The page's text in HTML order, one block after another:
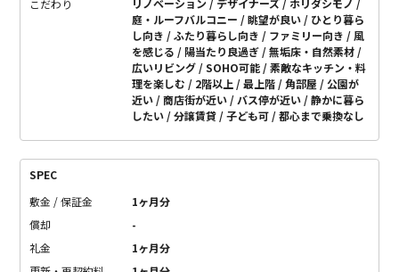
こだわり
庭・ルーフバルコニー
眺望が良い
ひとり暮ら
し向き
ふたり暮らし向き ファミリー向き
風
を感じる
陽当たり良過ぎ
無垢床・自然素材
広いリビング
SOHO可能
素敵なキッチン・料
理を楽しむ
2階以上 最上階 角部屋
公園が
近い
商店街が近い バス停が近い
静かに暮ら
したい
分譲賃貸 子ども可 都心まで乗換なし
SPEC
敷金 / 保証金
1ヶ月分
償却
-
礼金
1ヶ月分